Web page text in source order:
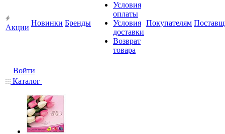
Акции
Новинки Бренды
Условия
оплаты
Условия
доставки
Возврат
товара
Покупателям
Войти
Каталог